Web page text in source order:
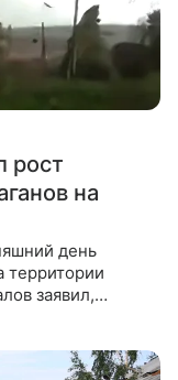
рост
на
день
территории
заявил,